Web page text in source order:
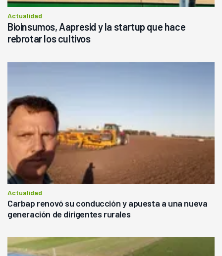
Actualidad
Bioinsumos, Aapresid y la startup que hace
rebrotar los cultivos
Actualidad
Carbap renovó su conducción y apuesta a una nueva
generación de dirigentes rurales